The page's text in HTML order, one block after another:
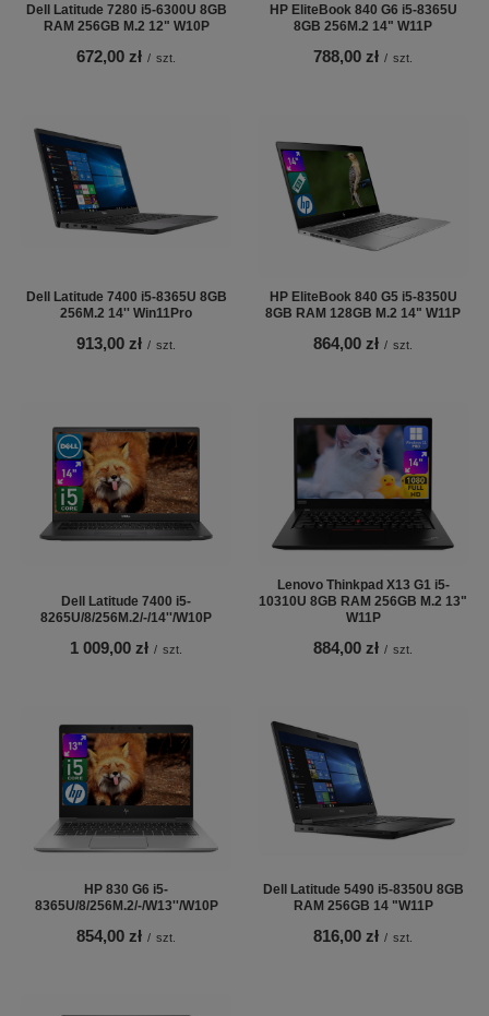
Dell Latitude 7280 i5-6300U 8GB
RAM 256GB M.2 12" W10P
672,00 zł / szt.
HP EliteBook 840 G6 i5-8365U
8GB 256M.2 14" W11P
788,00 zł / szt.
Dell Latitude 7400 i5-8365U 8GB
256M.2 14'' Win11Pro
913,00 zł / szt.
HP EliteBook 840 G5 i5-8350U
8GB RAM 128GB M.2 14" W11P
864,00 zł / szt.
Dell Latitude 7400 i5-
8265U/8/256M.2/-/14''/W10P
1 009,00 zł / szt.
Lenovo Thinkpad X13 G1 i5-
10310U 8GB RAM 256GB M.2 13"
W11P
884,00 zł / szt.
HP 830 G6 i5-
8365U/8/256M.2/-/W13''/W10P
854,00 zł / szt.
Dell Latitude 5490 i5-8350U 8GB
RAM 256GB 14 "W11P
816,00 zł / szt.